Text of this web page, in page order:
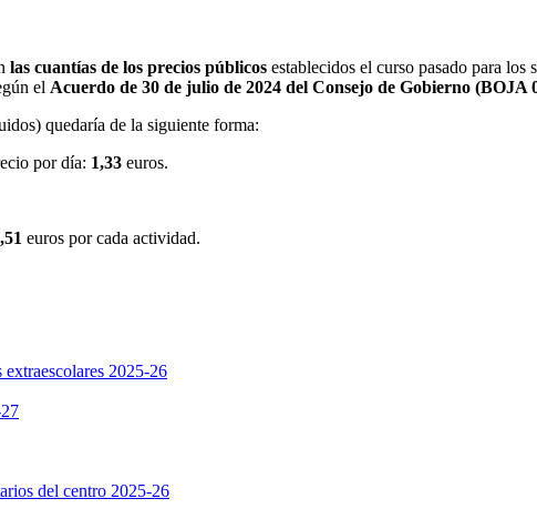
las cuantías de los precios públicos establecidos el curso pasado para los
el Acuerdo de 30 de julio de 2024 del Consejo de Gobierno (BOJA
quedaría de la siguiente forma:
por día: 1,33 euros.
euros por cada actividad.
2025-26
del centro 2025-26